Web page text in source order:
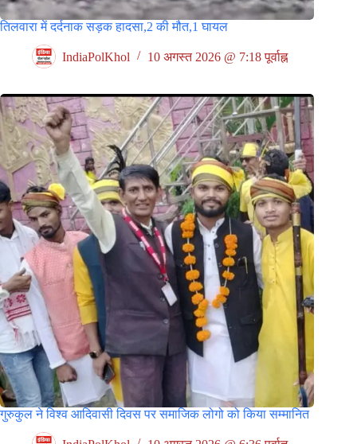
तिलवारा में दर्दनाक सड़क हादसा,2 की मौत,1 घायल
IndiaPolKhol 10 अगस्त 2026 @ 7:18 पूर्वाह्न
गुरुकुल ने विश्व आदिवासी दिवस पर समाजिक लोगो को किया सम्मानित